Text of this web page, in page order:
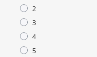
2
3
4
5